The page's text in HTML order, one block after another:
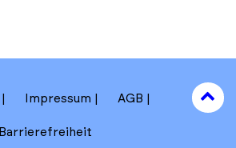
Impressum AGB
Barrierefreiheit
to
top